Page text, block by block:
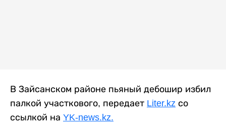
В Зайсанском районе пьяный дебошир избил
палкой участкового, передает Liter.kz со
ссылкой на YK-news.kz.